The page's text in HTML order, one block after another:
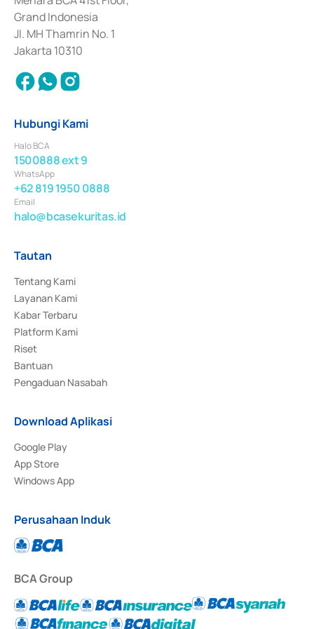
Surat Berharga Komersial yang izinnya diterbitkan pada tahun 2018.
Grand Indonesia
Jl. MH Thamrin No. 1
Jakarta 10310
Hubungi Kami
Halo BCA
1500888 ext 9
WhatsApp
+62 819 1950 0888
Email
halo@bcasekuritas.id
Tautan
Tentang Kami
Layanan Kami
Kabar Terbaru
Platform Kami
Riset
Bantuan
Pengaduan Nasabah
Download Aplikasi
Google Play
App Store
Windows App
Perusahaan Induk
BCA Group